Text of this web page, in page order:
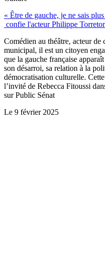
« Être de gauche, je ne sais
confie l'acteur Philippe
Comédien au théâtre, acteur de
municipal, il est un citoyen
que la gauche française
son désarroi, sa relation à la
démocratisation culturelle.
l’invité de Rebecca Fitoussi
sur Public Sénat
Le 9 février 2025